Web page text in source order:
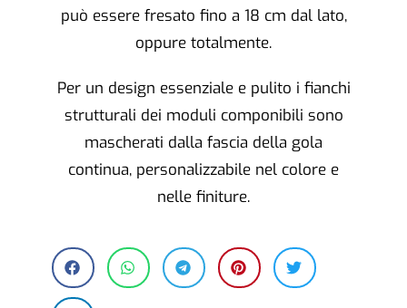
può essere fresato fino a 18 cm dal lato,
oppure totalmente.
Per un design essenziale e pulito i fianchi
strutturali dei moduli componibili sono
mascherati dalla fascia della gola
continua, personalizzabile nel colore e
nelle finiture.